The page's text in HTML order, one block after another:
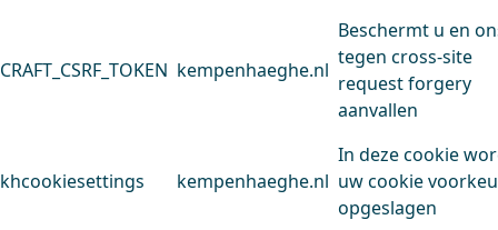
CRAFT_CSRF_TOKEN kempenhaeghe.nl
Beschermt u en
tegen cross-site
request forgery
aanvallen
khcookiesettings kempenhaeghe.nl
In deze cookie
uw cookie
opgeslagen